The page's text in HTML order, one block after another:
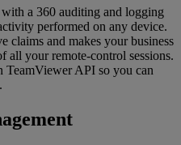
a 360 auditing and logging
performed on any device.
claims and makes your business
your remote-control sessions.
TeamViewer API so you can